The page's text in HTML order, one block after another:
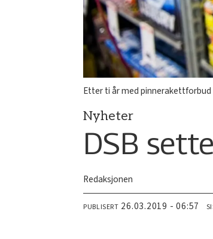
Etter ti år med pinnerakettforbud
Nyheter
DSB
Redaksjonen
PUBLISERT 26.03.2019 - 06:57